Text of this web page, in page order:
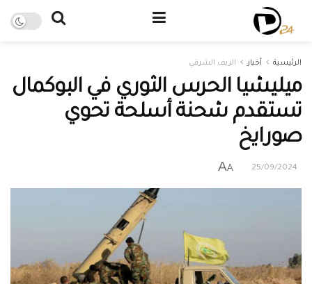
الرئيسية أخبار الريف الشرقي
ميليشيا الحرس الثوري في البوكمال
تستقدم شحنة أسلحة تحوي
صورايخ
25/09/2024
A
A